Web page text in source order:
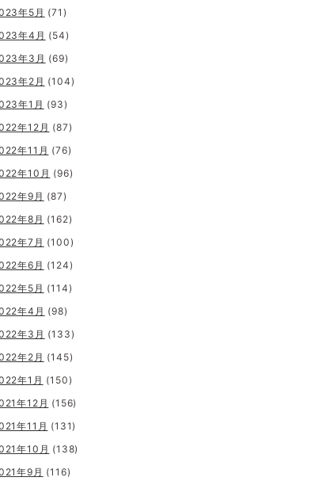
年5月 (71)
年4月 (54)
年3月 (69)
年2月 (104)
年1月 (93)
年12月 (87)
年11月 (76)
年10月 (96)
年9月 (87)
年8月 (162)
年7月 (100)
年6月 (124)
年5月 (114)
年4月 (98)
年3月 (133)
年2月 (145)
年1月 (150)
年12月 (156)
年11月 (131)
年10月 (138)
年9月 (116)